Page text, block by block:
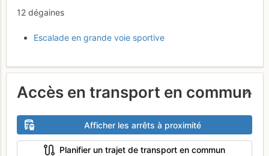
12 dégaines
Escalade en grande voie sportive
Accès en transport en commun
Afficher les arrêts à proximité
Planifier un trajet de transport en commun